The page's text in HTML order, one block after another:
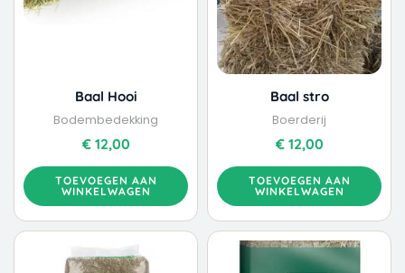
Baal Hooi
Bodembedekking
€12,00
TOEVOEGEN AAN
WINKELWAGEN
Baal stro
Boerderij
€12,00
TOEVOEGEN AAN
WINKELWAGEN